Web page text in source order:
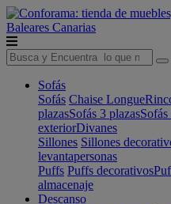
Baleares Canarias
Sofás
Sofás Chaise Longue
plazasSofás 3 plazas
exteriorDivanes
Sillones Sillones
levantapersonas
Puffs Puffs decorativos
almacenaje
Descanso